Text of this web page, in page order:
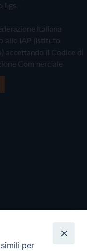
Lgs.
Italiana
allo IAP (Istituto
accettando il Codice di
Commerciale
per